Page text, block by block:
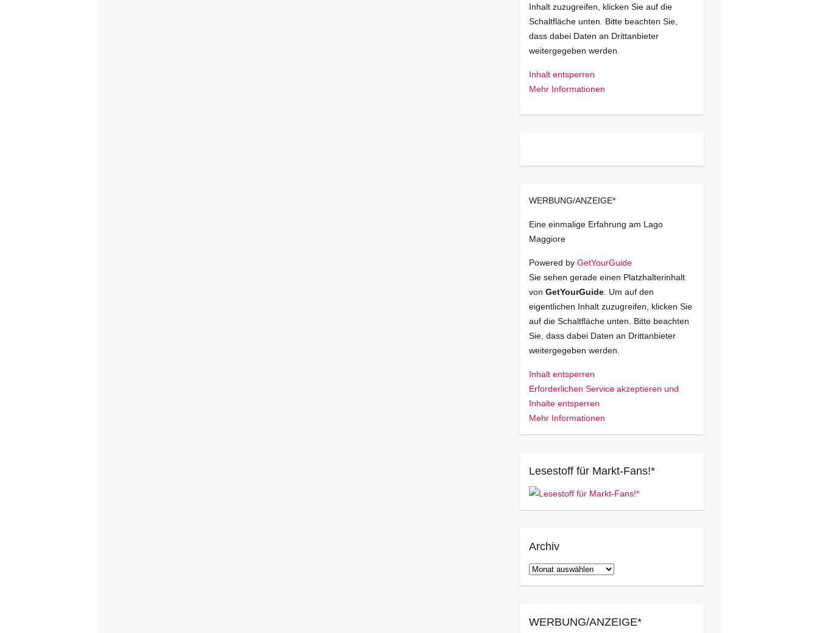
Inhalt zuzugreifen, klicken Sie auf die
Schaltfläche unten. Bitte beachten Sie,
dass dabei Daten an Drittanbieter
weitergegeben werden.
Inhalt entsperren
Mehr Informationen
WERBUNG/ANZEIGE*
Eine einmalige Erfahrung am Lago
Maggiore
Powered by GetYourGuide
Sie sehen gerade einen Platzhalterinhalt
von GetYourGuide. Um auf den
eigentlichen Inhalt zuzugreifen, klicken Sie
auf die Schaltfläche unten. Bitte beachten
Sie, dass dabei Daten an Drittanbieter
weitergegeben werden.
Inhalt entsperren
Erforderlichen Service akzeptieren und
Inhalte entsperren
Mehr Informationen
Lesestoff für Markt-Fans!*
Archiv
Archiv
WERBUNG/ANZEIGE*